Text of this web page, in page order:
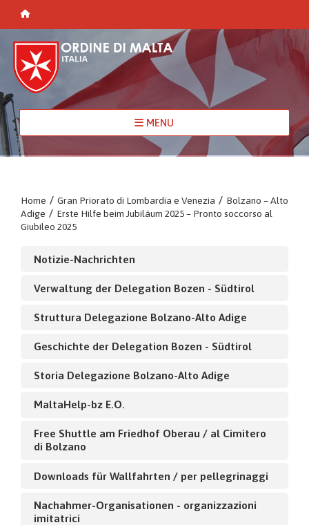
MENU
Home / Gran Priorato di Lombardia e Venezia / Bolzano – Alto
Adige / Erste Hilfe beim Jubiläum 2025 – Pronto soccorso al
Giubileo 2025
Notizie-Nachrichten
Verwaltung der Delegation Bozen - Südtirol
Struttura Delegazione Bolzano-Alto Adige
Geschichte der Delegation Bozen - Südtirol
Storia Delegazione Bolzano-Alto Adige
MaltaHelp-bz E.O.
Free Shuttle am Friedhof Oberau / al Cimitero
di Bolzano
Downloads für Wallfahrten / per pellegrinaggi
Nachahmer-Organisationen - organizzazioni
imitatrici